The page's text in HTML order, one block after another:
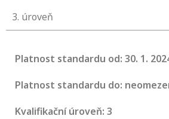
3. úroveň
Platnost standardu od: 30. 1.
Platnost standardu do:
Kvalifikační úroveň: 3